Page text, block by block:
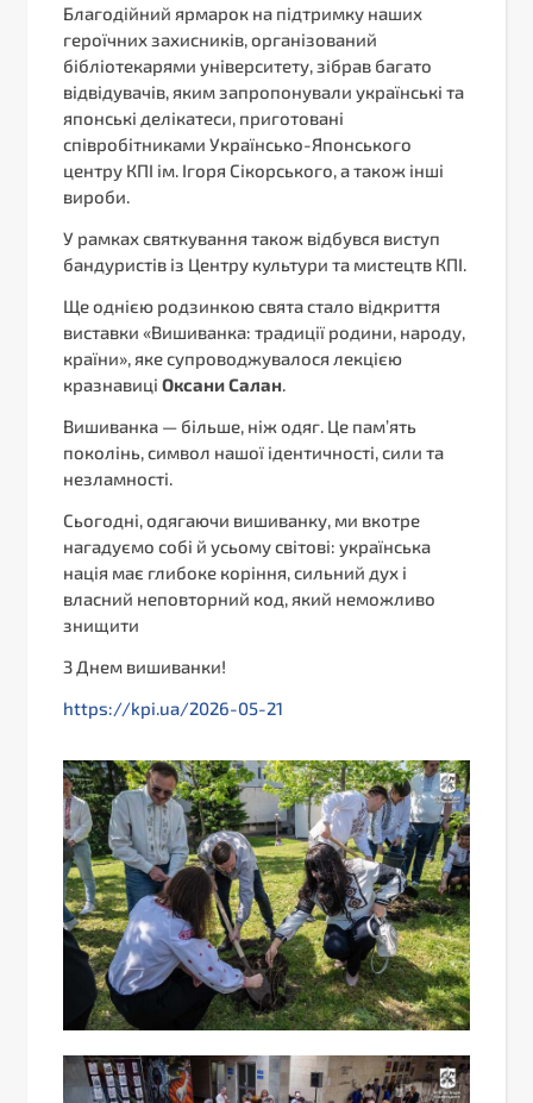
Благодійний ярмарок на підтримку наших
героїчних захисників, організований
бібліотекарями університету, зібрав багато
відвідувачів, яким запропонували українські та
японські делікатеси, приготовані
співробітниками Українсько-Японського
центру КПІ ім. Ігоря Сікорського, а також інші
вироби.
У рамках святкування також відбувся виступ
бандуристів із Центру культури та мистецтв КПІ.
Ще однією родзинкою свята стало відкриття
виставки «Вишиванка: традиції родини, народу,
країни», яке супроводжувалося лекцією
кразнавиці Оксани Салан.
Вишиванка — більше, ніж одяг. Це пам’ять
поколінь, символ нашої ідентичності, сили та
незламності.
Сьогодні, одягаючи вишиванку, ми вкотре
нагадуємо собі й усьому світові: українська
нація має глибоке коріння, сильний дух і
власний неповторний код, який неможливо
знищити
З Днем вишиванки!
https://kpi.ua/2026-05-21